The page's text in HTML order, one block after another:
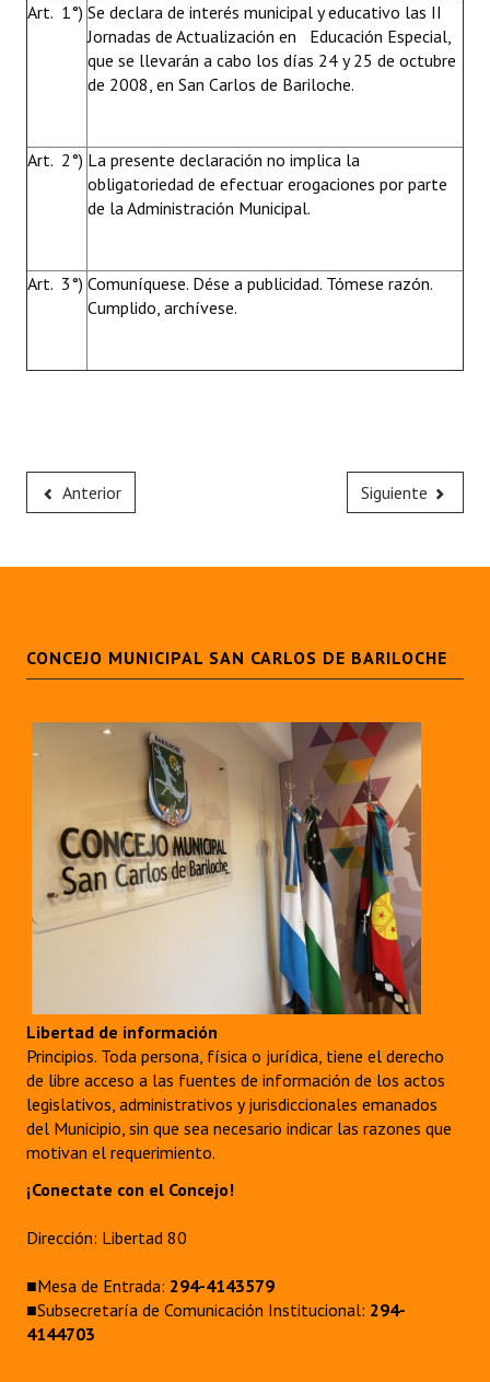
Art. 1°) Se declara de interés municipal y educativo las II
Jornadas de Actualización en Educación Especial,
que se llevarán a cabo los días 24 y 25 de octubre
de 2008, en San Carlos de Bariloche.
Art. 2°) La presente declaración no implica la
obligatoriedad de efectuar erogaciones por parte
de la Administración Municipal.
Art. 3°) Comuníquese. Dése a publicidad. Tómese razón.
Cumplido, archívese.
Anterior Siguiente
CONCEJO MUNICIPAL SAN CARLOS DE BARILOCHE
Libertad de información
Principios. Toda persona, física o jurídica, tiene el derecho
de libre acceso a las fuentes de información de los actos
legislativos, administrativos y jurisdiccionales emanados
del Municipio, sin que sea necesario indicar las razones que
motivan el requerimiento.
¡Conectate con el Concejo!
Dirección: Libertad 80
■Mesa de Entrada: 294-4143579
■Subsecretaría de Comunicación Institucional: 294-
4144703